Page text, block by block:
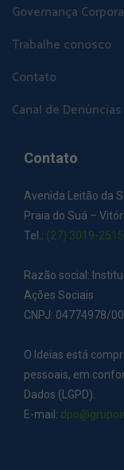
Governança
Trabalhe conosco
Contato
Canal de Denúncias
Contato
Avenida Leitão da
Praia do Suá –
Tel.: (27) 3019-2515
Razão social:
Ações Sociais
CNPJ: 04774978/
O Ideias está
pessoais, em
Dados (LGPD).
E-mail: